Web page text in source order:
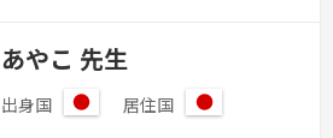
あやこ 先生
出身国 居住国